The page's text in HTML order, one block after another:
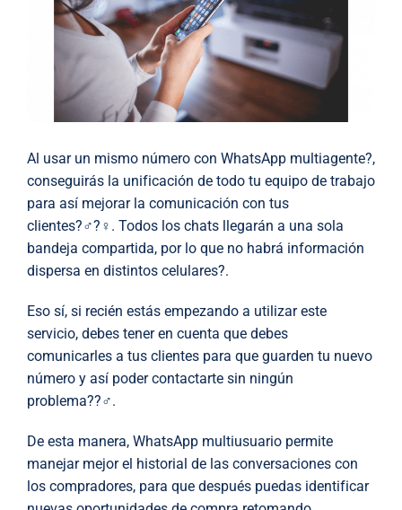
Al usar un mismo número con WhatsApp multiagente?,
conseguirás la unificación de todo tu equipo de trabajo
para así mejorar la comunicación con tus
clientes?‍♂️?‍♀️. Todos los chats llegarán a una sola
bandeja compartida, por lo que no habrá información
dispersa en distintos celulares?.
Eso sí, si recién estás empezando a utilizar este
servicio, debes tener en cuenta que debes
comunicarles a tus clientes para que guarden tu nuevo
número y así poder contactarte sin ningún
problema??‍♂️.
De esta manera, WhatsApp multiusuario permite
manejar mejor el historial de las conversaciones con
los compradores, para que después puedas identificar